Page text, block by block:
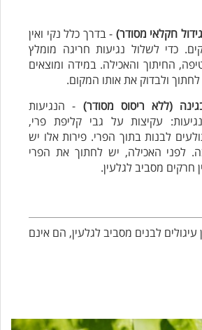
חקלאי מסודר) - בדרך כלל נקי ואין
כדי לשלול נגיעות חריגה מומלץ
החיתוך והאכילה. במידה ומוצאים
לחתוך ולבדוק את אותו המקום.
(ללא ריסוס מסודר) - הנגיעות
עקיצות על גבי קליפת פרי,
לבנות בתוך הפרי. פירות אלו יש
לפני האכילה, יש לחתוך את הפרי
חרקים מסביב לגלעין.
עיגולים לבנים מסביב לגלעין, הם אינם